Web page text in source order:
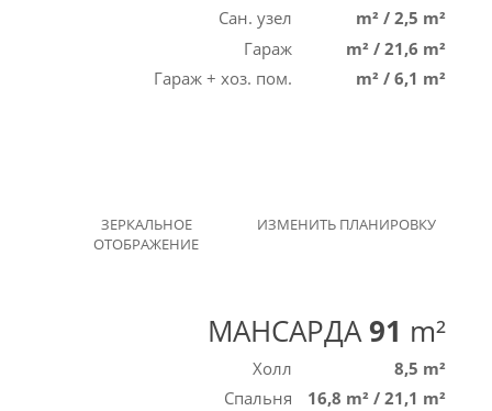
Сан. узел
m² / 2,5 m²
Гараж
m² / 21,6 m²
Гараж + хоз. пом.
m² / 6,1 m²
ЗЕРКАЛЬНОЕ
ОТОБРАЖЕНИЕ
ИЗМЕНИТЬ ПЛАНИРОВКУ
МАНСАРДА91 m²
Холл
8,5 m²
Спальня
16,8 m² / 21,1 m²